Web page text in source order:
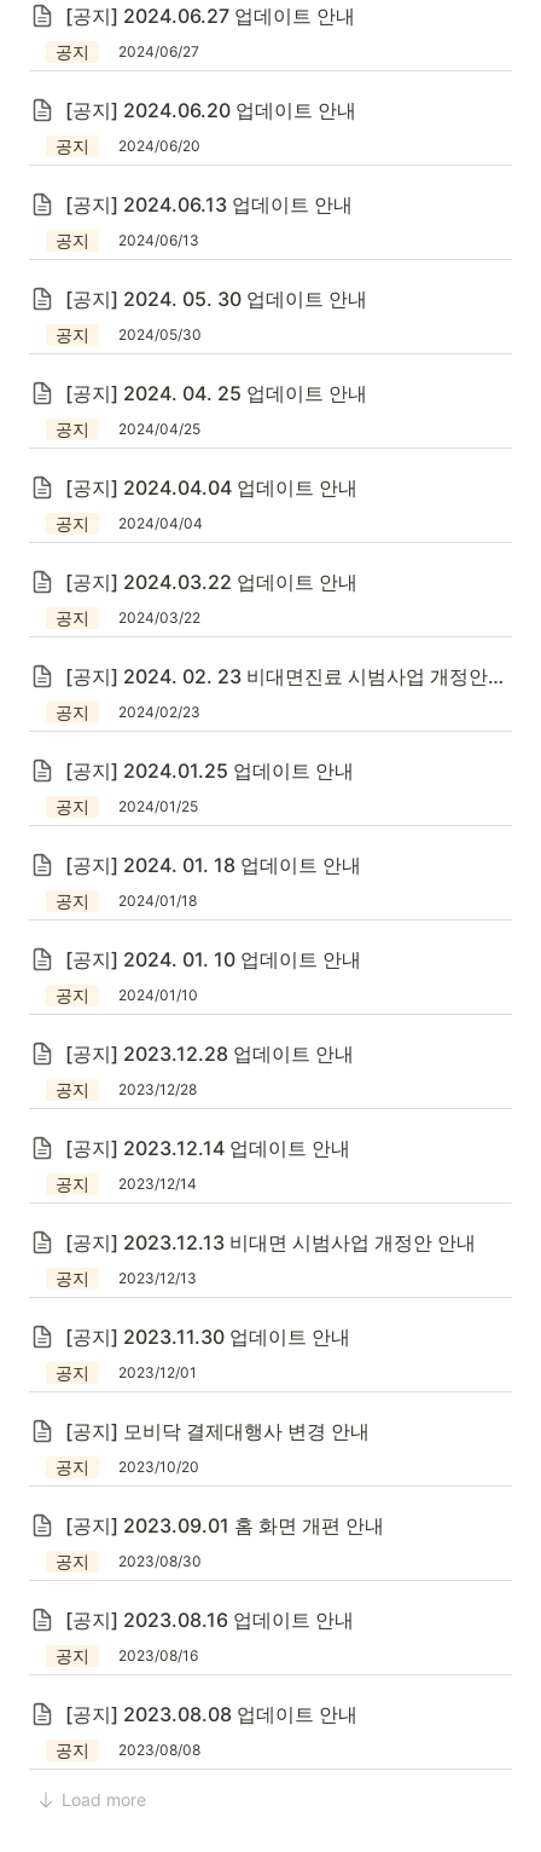
[공지] 2024.06.27 업데이트 안내
공지 2024/06/27
[공지] 2024.06.20 업데이트 안내
공지 2024/06/20
[공지] 2024.06.13 업데이트 안내
공지 2024/06/13
[공지] 2024. 05. 30 업데이트 안내
공지 2024/05/30
[공지] 2024. 04. 25 업데이트 안내
공지 2024/04/25
[공지] 2024.04.04 업데이트 안내
공지 2024/04/04
[공지] 2024.03.22 업데이트 안내
공지 2024/03/22
[공지] 2024. 02. 23 비대면진료 시범사업 개정안 안내
공지 2024/02/23
[공지] 2024.01.25 업데이트 안내
공지 2024/01/25
[공지] 2024. 01. 18 업데이트 안내
공지 2024/01/18
[공지] 2024. 01. 10 업데이트 안내
공지 2024/01/10
[공지] 2023.12.28 업데이트 안내
공지 2023/12/28
[공지] 2023.12.14 업데이트 안내
공지 2023/12/14
[공지] 2023.12.13 비대면 시범사업 개정안 안내
공지 2023/12/13
[공지] 2023.11.30 업데이트 안내
공지 2023/12/01
[공지] 모비닥 결제대행사 변경 안내
공지 2023/10/20
[공지] 2023.09.01 홈 화면 개편 안내
공지 2023/08/30
[공지] 2023.08.16 업데이트 안내
공지 2023/08/16
[공지] 2023.08.08 업데이트 안내
공지 2023/08/08
Load more